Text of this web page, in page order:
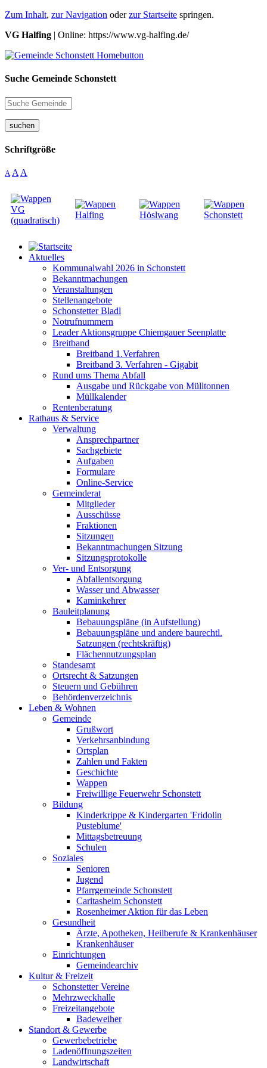
Zum Inhalt, zur Navigation oderzur Startseite springen.
VG Halfing | Online: https://www.vg-halfing.de/
Suche Gemeinde Schonstett
suchen
Schriftgröße
A A A
Aktuelles
Kommunalwahl 2026 in Schonstett
Bekanntmachungen
Veranstaltungen
Stellenangebote
Schonstetter Bladl
Notrufnummern
Leader Aktionsgruppe Chiemgauer Seenplatte
Breitband
Breitband 1.Verfahren
Breitband 3. Verfahren - Gigabit
Rund ums Thema Abfall
Ausgabe und Rückgabe von Mülltonnen
Müllkalender
Rentenberatung
Rathaus & Service
Verwaltung
Ansprechpartner
Sachgebiete
Aufgaben
Formulare
Online-Service
Gemeinderat
Mitglieder
Ausschüsse
Fraktionen
Sitzungen
Bekanntmachungen Sitzung
Sitzungsprotokolle
Ver- und Entsorgung
Abfallentsorgung
Wasser und Abwasser
Kaminkehrer
Bauleitplanung
Bebauungspläne (in Aufstellung)
Bebauungspläne und andere baurechtl.
Satzungen (rechtskräftig)
Flächennutzungsplan
Standesamt
Ortsrecht & Satzungen
Steuern und Gebühren
Behördenverzeichnis
Leben & Wohnen
Gemeinde
Grußwort
Verkehrsanbindung
Ortsplan
Zahlen und Fakten
Geschichte
Wappen
Freiwillige Feuerwehr Schonstett
Bildung
Kinderkrippe & Kindergarten 'Fridolin
Pusteblume'
Mittagsbetreuung
Schulen
Soziales
Senioren
Jugend
Pfarrgemeinde Schonstett
Caritasheim Schonstett
Rosenheimer Aktion für das Leben
Gesundheit
Ärzte, Apotheken, Heilberufe & Krankenhäuser
Krankenhäuser
Einrichtungen
Gemeindearchiv
Kultur & Freizeit
Schonstetter Vereine
Mehrzweckhalle
Freizeitangebote
Badeweiher
Standort & Gewerbe
Gewerbebetriebe
Ladenöffnungszeiten
Landwirtschaft